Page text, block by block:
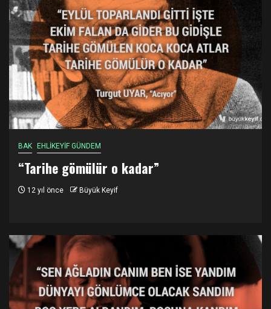
BAK EHLİKEYİF GÜNDEM
“Tarihe gömülür o kadar”
12 yıl önce Büyük Keyif